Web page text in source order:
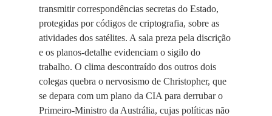
transmitir correspondências secretas do Estado,
protegidas por códigos de criptografia, sobre as
atividades dos satélites. A sala preza pela discrição
e os planos-detalhe evidenciam o sigilo do
trabalho. O clima descontraído dos outros dois
colegas quebra o nervosismo de Christopher, que
se depara com um plano da CIA para derrubar o
Primeiro-Ministro da Austrália, cujas políticas não